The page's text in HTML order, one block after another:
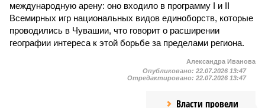
международную арену: оно входило в программу I и II
Всемирных игр национальных видов единоборств, которые
проводились в Чувашии, что говорит о расширении
географии интереса к этой борьбе за пределами региона.
Александра Иванова
Опубликовано: 22.07.2026 13:47
Отредактировано: 22.07.2026 13:47
Власти провели